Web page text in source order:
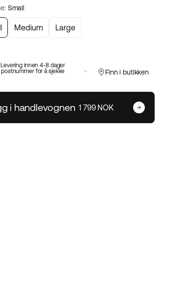
Small
Medium Large
Levering innen 4-8 dager
postnummer for å sjekke
inn postnummeret ditt
Finn i butikken
i handlevognen 1 799 NOK